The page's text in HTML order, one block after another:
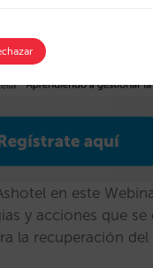
en este
y acciones que se
la recuperación del